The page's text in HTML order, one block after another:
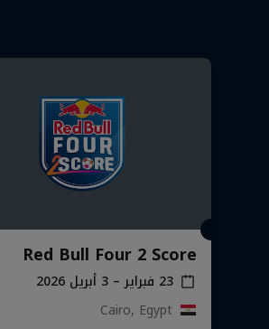
Red Bull Four 2 Score
23 فبراير – 3 أبريل 2026
Cairo, Egypt